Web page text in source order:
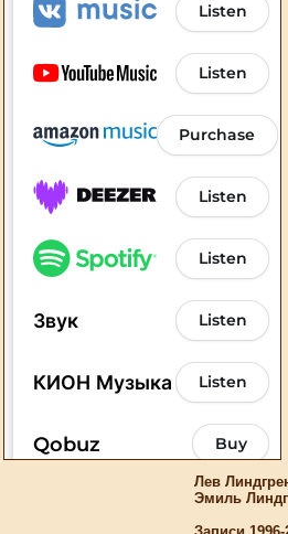
Лев Линдгрен —
Эмиль Линдгрен —